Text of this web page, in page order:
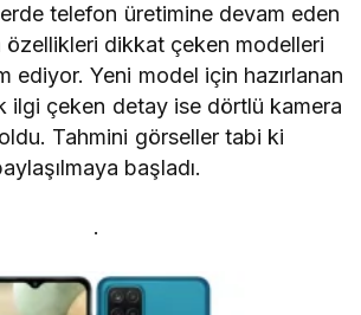
telefon üretimine devam eden
özellikleri dikkat çeken modelleri
ediyor. Yeni model için hazırlanan
ilgi çeken detay ise dörtlü kamera
oldu. Tahmini görseller tabi ki
başladı.
.